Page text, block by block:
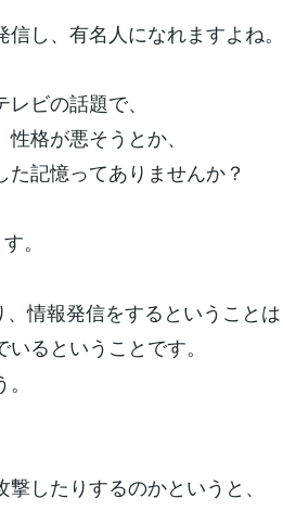
し、有名人になれますよね。
ビの話題で、
格が悪そうとか、
記憶ってありませんか？
。
情報発信をするということは
るということです。
したりするのかというと、